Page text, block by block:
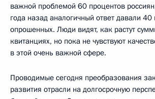
важной проблемой 60 процентов
года назад аналогичный ответ давали 40
опрошенных. Люди видят, как растут
квитанциях, но пока не чувствуют
в этой очень важной сфере.
Проводимые сегодня преобразования
развития отрасли на долгосрочную